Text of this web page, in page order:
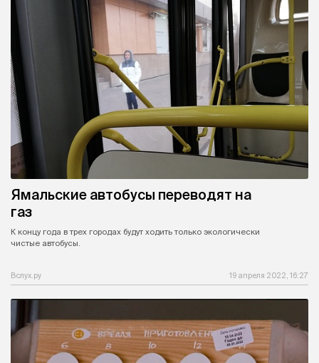
Ямальские автобусы переводят на
газ
К концу года в трех городах будут ходить только экологически
чистые автобусы.
Вслух.ру 19 апреля 2022, 16:27